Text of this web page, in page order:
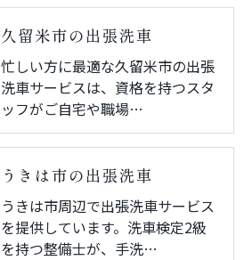
久留米市の出張洗車
忙しい方に最適な久留米市の出張
洗車サービスは、資格を持つスタ
ッフがご自宅や職場…
うきは市の出張洗車
うきは市周辺で出張洗車サービス
を提供しています。洗車検定2級
を持つ整備士が、手洗…